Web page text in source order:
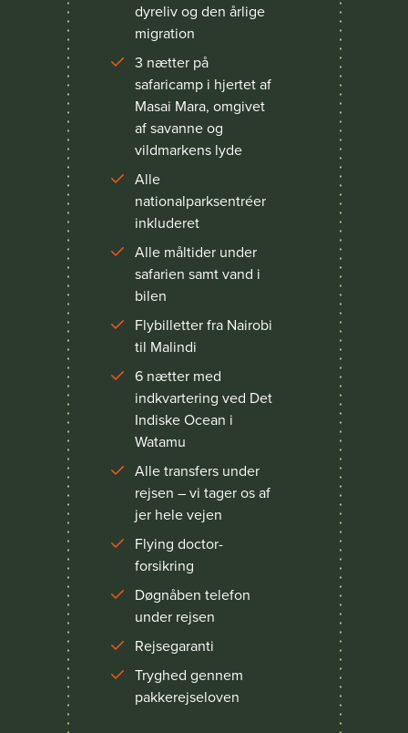
dyreliv og den årlige
migration
3 nætter på
safaricamp i hjertet af
Masai Mara, omgivet
af savanne og
vildmarkens lyde
Alle
nationalparksentréer
inkluderet
Alle måltider under
safarien samt vand i
bilen
Flybilletter fra Nairobi
til Malindi
6 nætter med
indkvartering ved Det
Indiske Ocean i
Watamu
Alle transfers under
rejsen – vi tager os af
jer hele vejen
Flying doctor-
forsikring
Døgnåben telefon
under rejsen
Rejsegaranti
Tryghed gennem
pakkerejseloven